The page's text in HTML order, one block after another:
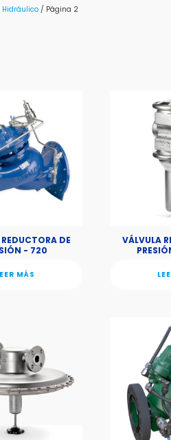
Hidráulico/ Página 2
DE
- 720
MÁS
VÁLVULA